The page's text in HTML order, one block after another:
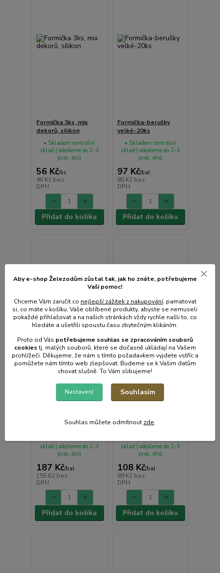
Formička 3ks, mix
dekorů, silikon
56 Kč/ks
46 Kč bez
DPH
• Skladem centrální
sklad | odešleme do 2-3
prac. dnů
Přidat do košíku
Formička-berušky
velké-20ks
97 Kč/bal
80 Kč bez
DPH
• Skladem centrální
sklad | odešleme do 2-3
prac. dnů
Přidat do košíku
DVOJZVONKY, 20ks
187 Kč/bal
155 Kč bez
DPH
sklad | odešleme do 2-3
prac. dnů
Přidat do košíku
1 hodnocení
Medvědí-malé-sada
20ks, pocín
108 Kč/bal
89 Kč bez
DPH
sklad | odešleme do 2-3
prac. dnů
Přidat do košíku
Aby e-shop Železodům zůstal tak, jak ho znáte, potřebujeme
Vaši pomoc!
Chceme Vám zaručit co nejlepší zážitek z nakupování, pamatovat
si, co máte v košíku, Vaše oblíbené produkty, abyste se nemuseli
pokaždé přihlašovat a na našich stránkách vždy rychle našli to, co
hledáte a ušetřili spoustu času zbytečným klikáním.
Proto od Vás potřebujeme souhlas se zpracováním souborů
cookiestj. malých souborů, které se dočasně ukládají na Vašem
prohlížeči. Děkujeme, že nám s tímto požadavkem vyjdete vstříc a
pomůžete nám tímto web zlepšovat. Budeme se k Vašim datům
chovat slušně. To Vám slibujeme!
Nastavení Souhlasím
Souhlas můžete odmítnout zde.